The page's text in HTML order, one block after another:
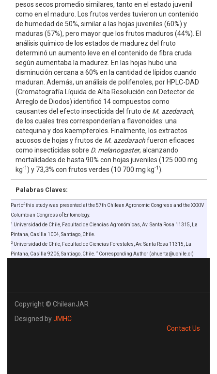
pesos secos promedio similares, tanto en el estado juvenil
como en el maduro. Los frutos verdes tuvieron un contenido
de humedad de 50%, similar a las hojas juveniles (60%) y
maduras (57%), pero mayor que los frutos maduros (44%). El
análisis químico de los estados de madurez del fruto
determinó un aumento leve en el contenido de fibra cruda
según aumentaba la madurez. En las hojas hubo una
disminución cercana a 60% en la cantidad de lípidos cuando
maduran. Además, un análisis de polifenoles, por HPLC-DAD
(Cromatografía Líquida de Alta Resolución con Detector de
Arreglo de Diodos) identificó 14 compuestos como
causantes del efecto insecticida del fruto de M. azedarach,
de los cuales tres corresponderían a flavonoides: una
catequina y dos kaempferoles. Finalmente, los extractos
acuosos de hojas y frutos de M. azedarachfueron eficaces
como insecticidas sobre D. melanogaster, alcanzando
mortalidades de hasta 90% con hojas juveniles (125 000 mg
kg-1) y 73,3% con frutos verdes (10 700 mg kg-1).
Palabras Claves:
Part of this study was presented at the 57th Chilean Agronomic Congress and the XXXIV
Columbian Congress of Entomology.
1 Universidad de Chile, Facultad de Ciencias Agronómicas, Av. Santa Rosa 11315, La
Pintana, Casilla 1004, Santiago, Chile.
2Universidad de Chile, Facultad de Ciencias Forestales, Av. Santa Rosa 11315, La
Pintana, Casilla 9206, Santiago, Chile. *Corresponding Author (ahuerta@uchile.cl)
Copyright © ChileanJAR
Designed byJMHC
Contact Us